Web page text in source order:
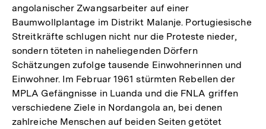
angolanischer Zwangsarbeiter auf einer
Baumwollplantage im Distrikt Malanje. Portugiesische
Streitkräfte schlugen nicht nur die Proteste nieder,
sondern töteten in naheliegenden Dörfern
Schätzungen zufolge tausende Einwohnerinnen und
Einwohner. Im Februar 1961 stürmten Rebellen der
MPLA Gefängnisse in Luanda und die FNLA griffen
verschiedene Ziele in Nordangola an, bei denen
zahlreiche Menschen auf beiden Seiten getötet